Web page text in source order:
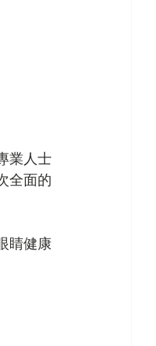
業人士
全面的
睛健康